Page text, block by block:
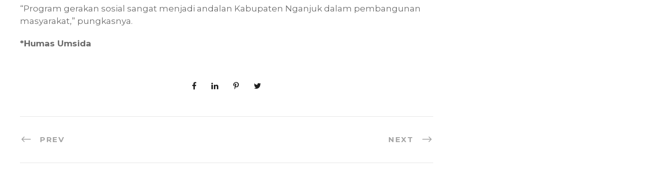
“Program gerakan sosial sangat menjadi andalan Kabupaten Nganjuk dalam pembangunan
masyarakat,” pungkasnya.
*Humas Umsida
PREV NEXT